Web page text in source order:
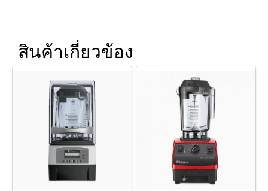
สินค้าเกี่ยวข้อง